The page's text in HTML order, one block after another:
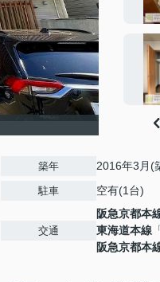
築年 2016年3月(
駐車 空有(1台)
交通
阪急京都本
東海道本線
阪急京都本